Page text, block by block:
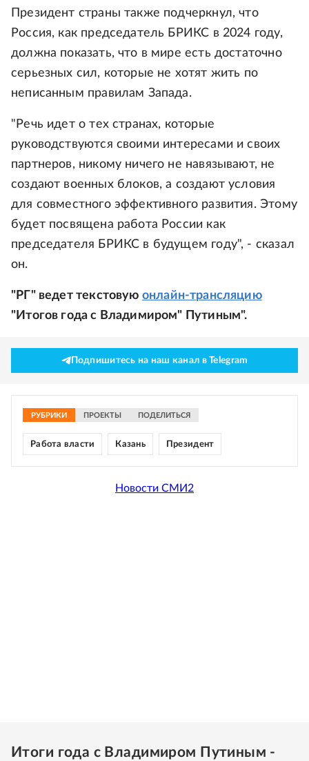
Президент страны также подчеркнул, что
Россия, как председатель БРИКС в 2024 году,
должна показать, что в мире есть достаточно
серьезных сил, которые не хотят жить по
неписанным правилам Запада.
"Речь идет о тех странах, которые
руководствуются своими интересами и своих
партнеров, никому ничего не навязывают, не
создают военных блоков, а создают условия
для совместного эффективного развития. Этому
будет посвящена работа России как
председателя БРИКС в будущем году", - сказал
он.
"РГ" ведет текстовую онлайн-трансляцию
"Итогов года с Владимиром" Путиным".
Подпишитесь на наш канал в Telegram
РУБРИКИ ПРОЕКТЫ ПОДЕЛИТЬСЯ
Работа власти Казань Президент
Новости СМИ2
Итоги года с Владимиром Путиным -